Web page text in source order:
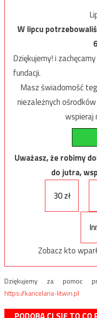
W lipcu
Dziękujemy! i
fundacji.
Masz świadomość
niezależnych
wspieraj
Uważasz, że robimy
do jutra,
30 zł
Zobacz kto
Dziękujemy za pomoc
https://kancelaria-litwin.pl